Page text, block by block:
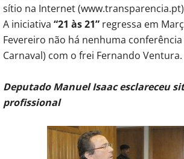
sítio na Internet
A iniciativa “21 às 21” regressa em
Fevereiro não há nenhuma
Carnaval) com o frei Fernando Ventura.
Deputado Manuel Isaac esclareceu
profissional